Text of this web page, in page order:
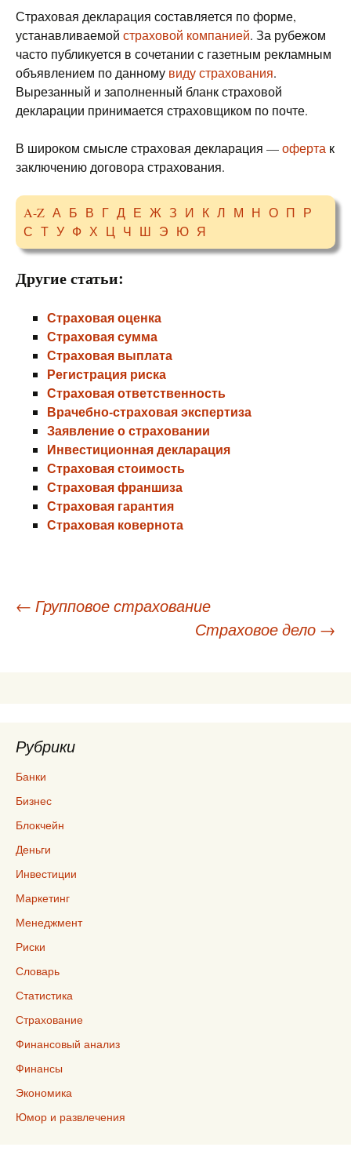
Страховая декларация составляется по форме,
устанавливаемой страховой компанией. За рубежом
часто публикуется в сочетании с газетным рекламным
объявлением по данному виду страхования.
Вырезанный и заполненный бланк страховой
декларации принимается страховщиком по почте.
В широком смысле страховая декларация —оферта к
заключению договора страхования.
A-Z А Б В Г Д Е Ж З И К Л М Н О П Р
С Т У Ф Х Ц Ч Ш Э Ю Я
Другие статьи:
Страховая оценка
Страховая сумма
Страховая выплата
Регистрация риска
Страховая ответственность
Врачебно-страховая экспертиза
Заявление о страховании
Инвестиционная декларация
Страховая стоимость
Страховая франшиза
Страховая гарантия
Страховая ковернота
Навигация
← Групповое страхование
Страховое дело →
Рубрики
Банки
Бизнес
Блокчейн
Деньги
Инвестиции
Маркетинг
Менеджмент
Риски
Словарь
Статистика
Страхование
Финансовый анализ
Финансы
Экономика
Юмор и развлечения